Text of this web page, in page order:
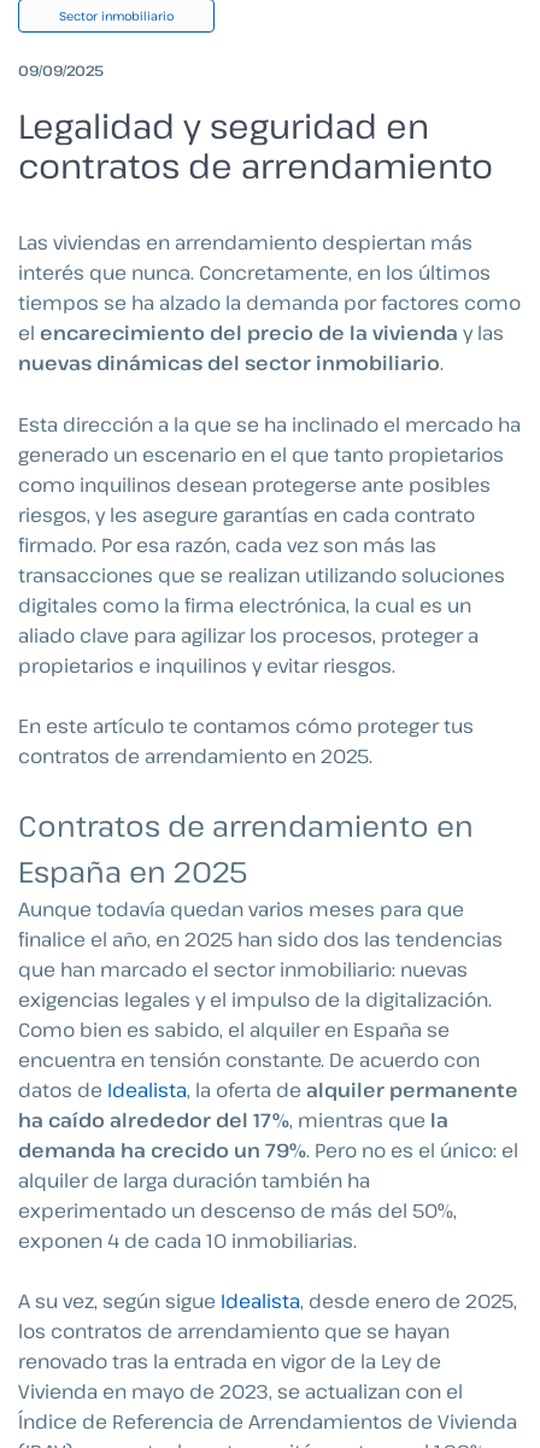
Sector inmobiliario
09/09/2025
Legalidad y seguridad en
contratos de arrendamiento
Las viviendas en arrendamiento despiertan más
interés que nunca. Concretamente, en los últimos
tiempos se ha alzado la demanda por factores como
el encarecimiento del precio de la vivienda y las
nuevas dinámicas del sector inmobiliario.
Esta dirección a la que se ha inclinado el mercado ha
generado un escenario en el que tanto propietarios
como inquilinos desean protegerse ante posibles
riesgos, y les asegure garantías en cada contrato
firmado. Por esa razón, cada vez son más las
transacciones que se realizan utilizando soluciones
digitales como la firma electrónica, la cual es un
aliado clave para agilizar los procesos, proteger a
propietarios e inquilinos y evitar riesgos.
En este artículo te contamos cómo proteger tus
contratos de arrendamiento en 2025.
Contratos de arrendamiento en
España en 2025
Aunque todavía quedan varios meses para que
finalice el año, en 2025 han sido dos las tendencias
que han marcado el sector inmobiliario: nuevas
exigencias legales y el impulso de la digitalización.
Como bien es sabido, el alquiler en España se
encuentra en tensión constante. De acuerdo con
datos de Idealista, la oferta de alquiler permanente
ha caído alrededor del 17%, mientras que la
demanda ha crecido un 79%. Pero no es el único: el
alquiler de larga duración también ha
experimentado un descenso de más del 50%,
exponen 4 de cada 10 inmobiliarias.
A su vez, según sigue Idealista, desde enero de 2025,
los contratos de arrendamiento que se hayan
renovado tras la entrada en vigor de la Ley de
Vivienda en mayo de 2023, se actualizan con el
Índice de Referencia de Arrendamientos de Vivienda